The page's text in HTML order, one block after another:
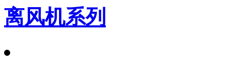
离风机系列